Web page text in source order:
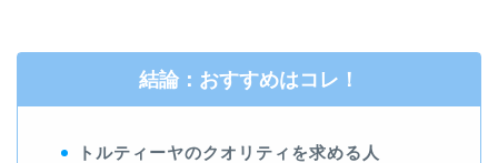
結論：おすすめはコレ！
トルティーヤのクオリティを求める人